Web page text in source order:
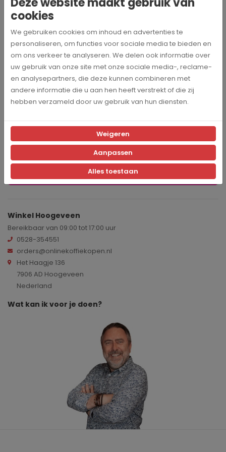
Volg ons op social media en blijf op de hoogte van de laatste
Winkel Hoogeveen
Bereikbaar van 09:00 tot 17:00 uur
0528-354551
orders@onlinekoffiekopen.nl
Het Haagje 136
7906 AD Hoogeveen
Nederland
Wat kan ik voor je doen?
cookies
We gebruiken cookies om inhoud en advertenties te
personaliseren, om functies voor sociale media te bieden en
om ons verkeer te analyseren. We delen ook informatie over
uw gebruik van onze site met onze sociale media-, reclame-
en analysepartners, die deze kunnen combineren met
andere informatie die u aan hen heeft verstrekt of die zij
hebben verzameld door uw gebruik van hun diensten.
Weigeren
Aanpassen
Alles toestaan